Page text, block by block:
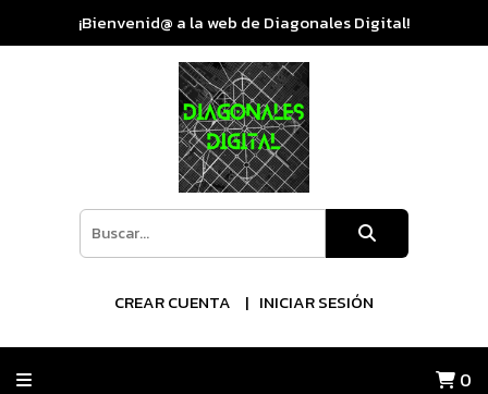
¡Bienvenid@ a la web de Diagonales Digital!
CREAR CUENTA INICIAR SESIÓN
0